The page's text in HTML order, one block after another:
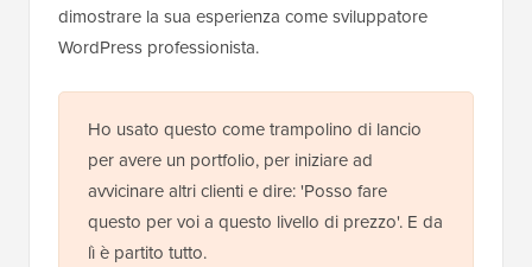
dimostrare la sua esperienza come sviluppatore
WordPress professionista.
Ho usato questo come trampolino di lancio
per avere un portfolio, per iniziare ad
avvicinare altri clienti e dire: 'Posso fare
questo per voi a questo livello di prezzo'. E da
lì è partito tutto.